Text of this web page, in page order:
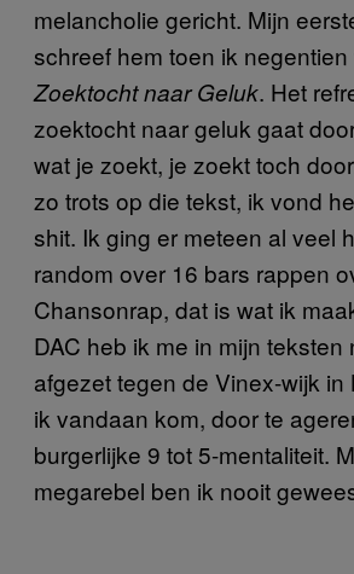
melancholie gericht. Mijn
schreef hem toen ik
Zoektocht naar Geluk. Het
zoektocht naar geluk gaat
wat je zoekt, je zoekt toch
zo trots op die tekst, ik vond
shit. Ik ging er meteen al veel
random over 16 bars rappen
Chansonrap, dat is wat ik
DAC heb ik me in mijn teksten
afgezet tegen de Vinex-wijk
ik vandaan kom, door te
burgerlijke 9 tot 5-mentaliteit.
megarebel ben ik nooit